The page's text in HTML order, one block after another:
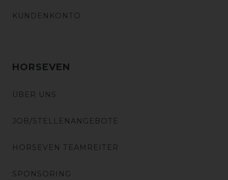
KUNDENKONTO
HORSEVEN
ÜBER UNS
JOB/STELLENANGEBOTE
HORSEVEN TEAMREITER
SPONSORING